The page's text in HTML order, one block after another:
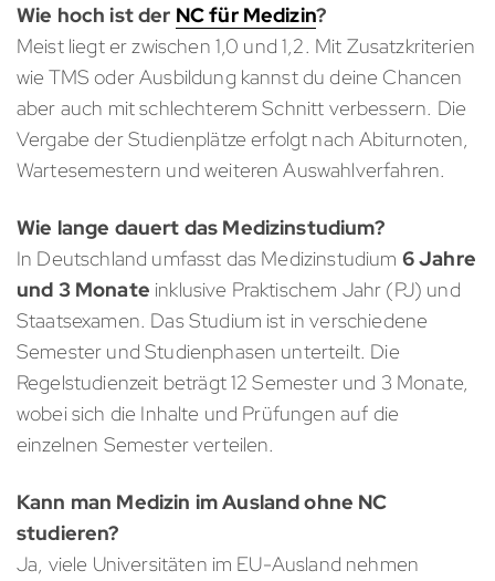
Wie hoch ist der NC für Medizin?
Meist liegt er zwischen 1,0 und 1,2. Mit Zusatzkriterien
wie TMS oder Ausbildung kannst du deine Chancen
aber auch mit schlechterem Schnitt verbessern. Die
Vergabe der Studienplätze erfolgt nach Abiturnoten,
Wartesemestern und weiteren Auswahlverfahren.
Wie lange dauert das Medizinstudium?
In Deutschland umfasst das Medizinstudium 6 Jahre
und 3 Monate inklusive Praktischem Jahr (PJ) und
Staatsexamen. Das Studium ist in verschiedene
Semester und Studienphasen unterteilt. Die
Regelstudienzeit beträgt 12 Semester und 3 Monate,
wobei sich die Inhalte und Prüfungen auf die
einzelnen Semester verteilen.
Kann man Medizin im Ausland ohne NC
studieren?
Ja, viele Universitäten im EU-Ausland nehmen